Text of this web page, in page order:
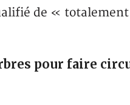
de «
pour faire